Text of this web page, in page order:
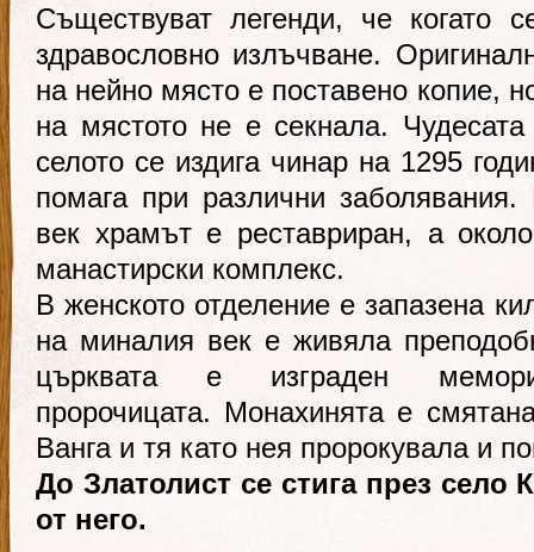
Съществуват легенди, че когато
здравословно излъчване.
на нейно място е поставено копие,
на мястото не е секнала.
селото се издига чинар на 1295
помага при различни
век храмът е реставриран, а
манастирски комплекс.
В женското отделение е запазена
на миналия век е живяла
църквата е изграден
пророчицата. Монахинята е
Ванга и тя като нея пророкувала и
До Златолист се стига през село
от него.